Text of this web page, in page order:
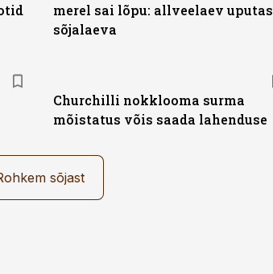
merel sai lõpu: allveelaev uputas
sõjalaeva
Churchilli nokklooma surma
mõistatus võis saada lahenduse
sõjast